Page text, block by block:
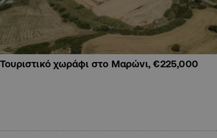
Τουριστικό χωράφι στο Μαρώνι, €225,000